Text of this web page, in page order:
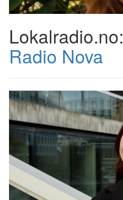
Lokalradio.no:
Radio Nova